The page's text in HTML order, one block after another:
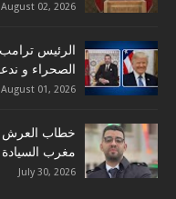
August 02, 2026
الرئيس
الصحراء و
August 01, 2026
مغرب السيادة
July 30, 2026